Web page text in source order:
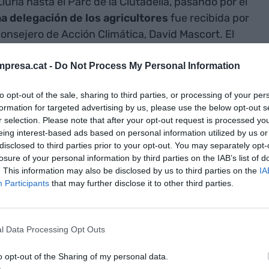
- Do Not Process My Personal Information
opt-out of the sale, sharing to third parties, or processing of your
for targeted advertising by us, please use the below opt-out
selection. Please note that after your opt-out request is processed
interest-based ads based on personal information utilized by us
to third parties prior to your opt-out. You may separately
of your personal information by third parties on the IAB’s list of
This information may also be disclosed by us to third parties on the
Participants that may further disclose it to other third parties.
Data Processing Opt Outs
opt-out of the Sharing of my personal data.
delegación de los agricultores fue recibida por
de Acción Climática, David Mascort. El
ha instado al campesinado a reunirse en
concreto" del sector.
son "absolutamente justas" y ha
"no son justos", la burocracia "les ahoga" o
y funcionan, después se tropiezan por el
un documento unitario con 53 propuestas
a analizarlas y mirar cómo hacer para
mejor la vida", ya que pasan "momentos muy